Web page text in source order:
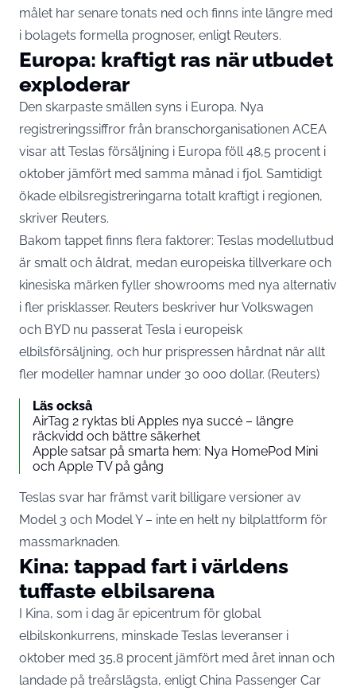
målet har senare tonats ned och finns inte längre med
i bolagets formella prognoser, enligt Reuters.
Europa: kraftigt ras när utbudet
exploderar
Den skarpaste smällen syns i Europa. Nya
registreringssiffror från branschorganisationen ACEA
visar att Teslas försäljning i Europa föll 48,5 procent i
oktober jämfört med samma månad i fjol. Samtidigt
ökade elbilsregistreringarna totalt kraftigt i regionen,
skriver Reuters.
Bakom tappet finns flera faktorer: Teslas modellutbud
är smalt och åldrat, medan europeiska tillverkare och
kinesiska märken fyller showrooms med nya alternativ
i fler prisklasser. Reuters beskriver hur Volkswagen
och BYD nu passerat Tesla i europeisk
elbilsförsäljning, och hur prispressen hårdnat när allt
fler modeller hamnar under 30 000 dollar. (Reuters)
Läs också
AirTag 2 ryktas bli Apples nya succé – längre
räckvidd och bättre säkerhet
Apple satsar på smarta hem: Nya HomePod Mini
och Apple TV på gång
Teslas svar har främst varit billigare versioner av
Model 3 och Model Y – inte en helt ny bilplattform för
massmarknaden.
Kina: tappad fart i världens
tuffaste elbilsarena
I Kina, som i dag är epicentrum för global
elbilskonkurrens, minskade Teslas leveranser i
oktober med 35,8 procent jämfört med året innan och
landade på treårslägsta, enligt China Passenger Car